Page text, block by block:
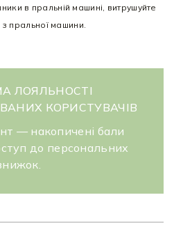
в пральній машині, витрушуйте
з пральної машини.
ЛОЯЛЬНОСТІ
КОРИСТУВАЧІВ
— накопичені бали
до персональних